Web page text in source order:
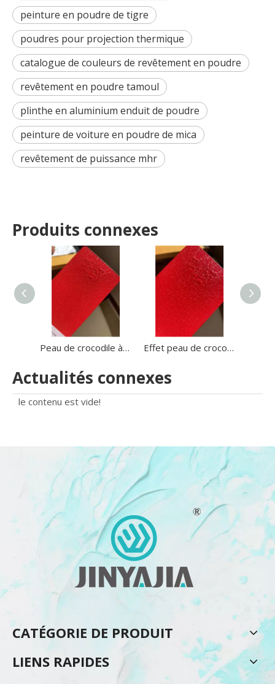
peinture en poudre de tigre
poudres pour projection thermique
catalogue de couleurs de revêtement en poudre
revêtement en poudre tamoul
plinthe en aluminium enduit de poudre
peinture de voiture en poudre de mica
revêtement de puissance mhr
Produits connexes
Peau de crocodile à grandes rides de haute qualité, texture de cuir d'alligator, revêtement en poudre de polyester craquelé pour ustensiles de cuisine, coffre-fort Effet peau de crocodile/tortue/texture en cuir revêtement en poudre noire revêtement en poudre de polyester époxy pour la protection du métal
Actualités connexes
le contenu est vide!
CATÉGORIE DE PRODUIT
LIENS RAPIDES